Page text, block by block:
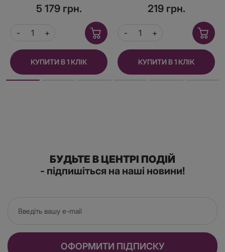
електростимулятора
5 179 грн.
КУПИТИ В 1 КЛІК
219 грн.
КУПИТИ В 1 КЛІК
БУДЬТЕ В ЦЕНТРІ ПОДІЙ
- підпишіться на наші новини!
ОФОРМИТИ ПІДПИСКУ